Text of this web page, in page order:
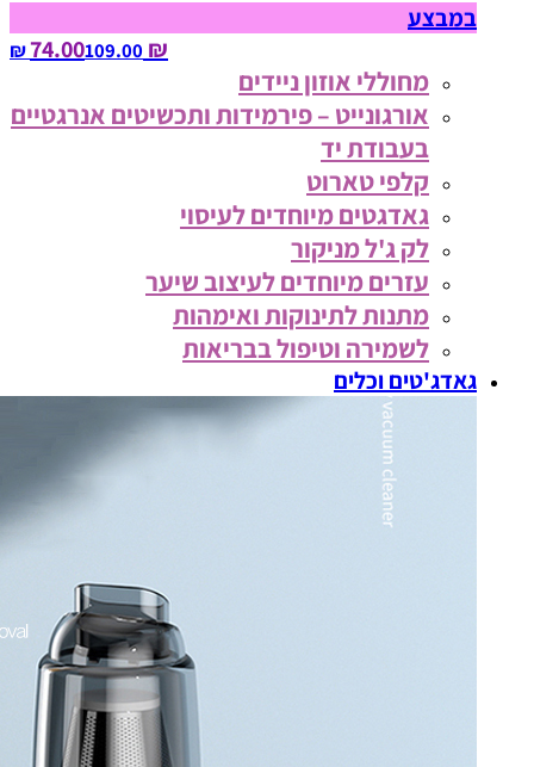
במבצע
₪ 74.00
109.00‏ ₪
מחוללי אוזון ניידים
אורגונייט – פירמידות ותכשיטים אנרגטיים
בעבודת יד
קלפי טארוט
גאדגטים מיוחדים לעיסוי
לק ג'ל מניקור
עזרים מיוחדים לעיצוב שיער
מתנות לתינוקות ואימהות
לשמירה וטיפול בבריאות
גאדג'טים וכלים